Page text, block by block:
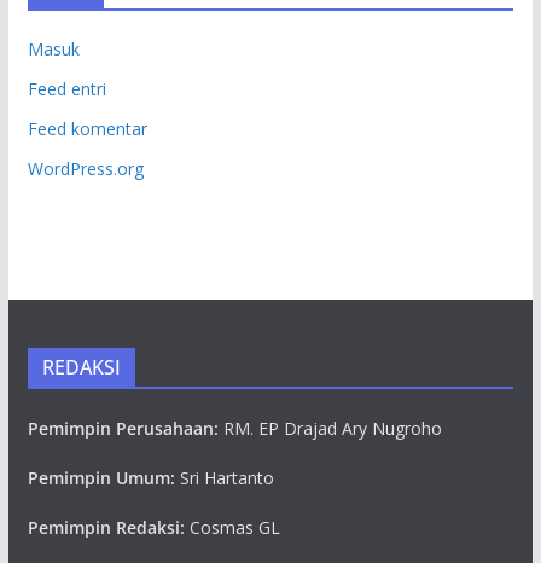
Masuk
Feed entri
Feed komentar
WordPress.org
REDAKSI
Pemimpin Perusahaan: RM. EP Drajad Ary Nugroho
Pemimpin Umum: Sri Hartanto
Pemimpin Redaksi: Cosmas GL